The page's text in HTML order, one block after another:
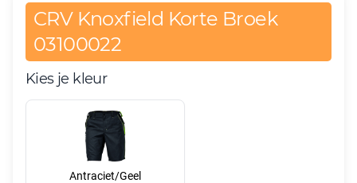
CRV Knoxfield Korte Broek
03100022
Kies je kleur
Antraciet/Geel